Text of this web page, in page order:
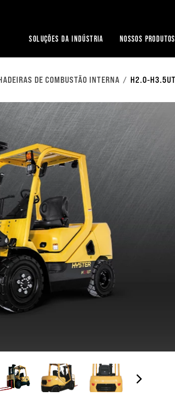
SOLUÇÕES DA INDÚSTRIA NOSSOS PRODUTOS
DE COMBUSTÃO INTERNA H2.0-H3.5UT